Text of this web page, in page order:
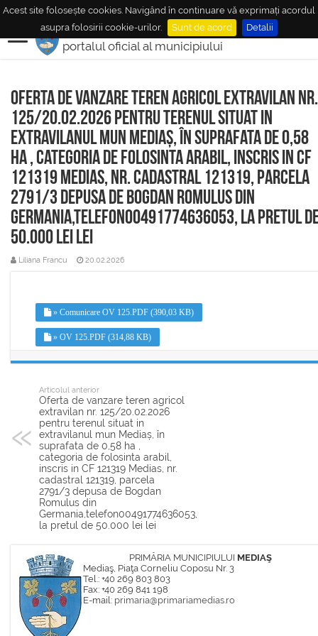
Acest site folosește cookies. Navigând în continuare vă exprimați acordul
asupra folosirii cookie-urilor.
Sunt de acord Detalii
MUNICIPIULMEDIAŞ
portalul oficial al municipiului
Oferta de vanzare teren agricol extravilan nr.
125/20.02.2026 pentru terenul situat in
extravilanul mun Mediaș, în suprafata de 0,58
ha , categoria de folosinta arabil, inscris in CF
121319 Medias, nr. cadastral 121319, parcela
2791/3 depusa de Bogdan Romulus din
Germania,telefon00491774636053, la pretul
50.000 lei lei
Liliana Francu 20.02.2026
» Comunicare OV 125.PDF (390,03 KB)
» OV 125.PDF (314,88 KB)
Articolul anterior
Oferta de vanzare teren agricol
extravilan nr. 125/20.02.2026
pentru terenul situat in
extravilanul mun Mediaș, în
suprafata de 0,58 ha ,
categoria de folosinta arabil,
inscris in CF 121319 Medias, nr.
cadastral 121319, parcela
2791/3 depusa de Bogdan
Romulus din
Germania,telefon00491774636053,
la pretul de 50.000 lei lei
PRIMĂRIA MUNICIPIULUI MEDIAŞ
Mediaş, Piaţa Corneliu Coposu Nr. 3
Tel.: +40 269 803 803
Fax: +40 269 841 198
E-mail: primaria@primariamedias.ro